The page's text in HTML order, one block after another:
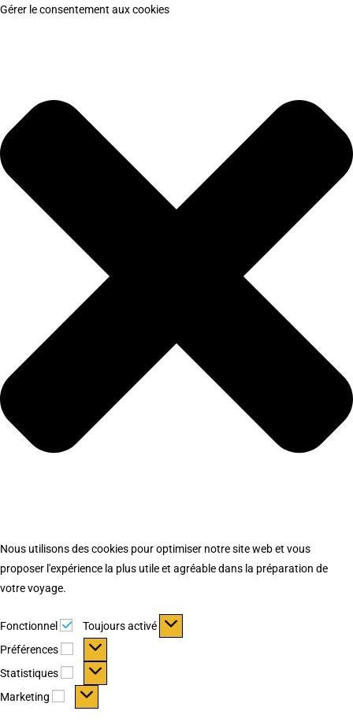
Gérer le consentement aux cookies
Nous utilisons des cookies pour optimiser notre site web et vous
proposer l'expérience la plus utile et agréable dans la préparation de
votre voyage.
Fonctionnel Fonctionnel
Toujours activé
Préférences
Préférences
Statistiques Statistiques
Marketing Marketing